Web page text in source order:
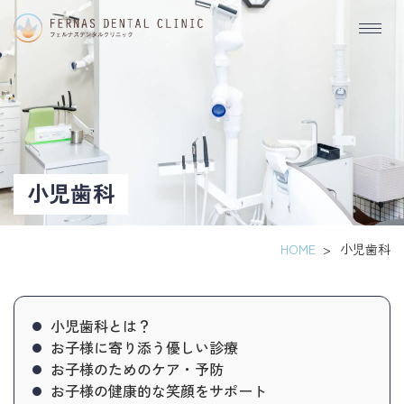
小
児
歯
科
｜
江
HOME > 小児歯科
小児歯科
小児歯科とは？
お子様に寄り添う優しい診療
お子様のためのケア・予防
お子様の健康的な笑顔をサポート